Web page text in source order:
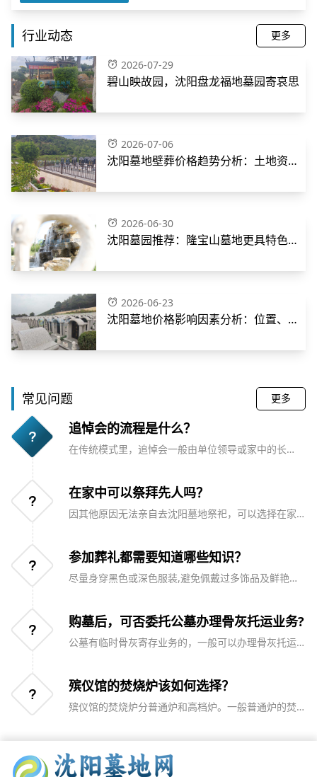
行业动态 更多
2026-07-29
碧山映故园，沈阳盘龙福地墓园寄哀思
2026-07-06
沈阳墓地壁葬价格趋势分析：土地资源
2026-06-30
沈阳墓园推荐：隆宝山墓地更具特色，
2026-06-23
沈阳墓地价格影响因素分析：位置、环
常见问题 更多
追悼会的流程是什么？
在传统模式里，追悼会一般由单位领导或家中的长
容、家属答谢这几个步骤。在仪式结束后，有的追悼
会还会请乐队演奏。
在家中可以祭拜先人吗？
因其他原因无法亲自去沈阳墓地祭祀，可以选择在家
参加葬礼都需要知道哪些知识？
尽量身穿黑色或深色服装,避免佩戴过多饰品及鲜艳的
敬
购墓后，可否委托公墓办理骨灰托运业务?
公墓有临时骨灰寄存业务的，一般可以办理骨灰托运
定的托运费用。落葬时，客户凭办理骨灰托运的发
票，前往沈阳陵园骨灰寄存处领取骨灰。
殡仪馆的焚烧炉该如何选择？
殡仪馆的焚烧炉分普通炉和高档炉。一般普通炉的焚
的拣灰间自行捡骨，并在工作人员陪同协助下装盒。